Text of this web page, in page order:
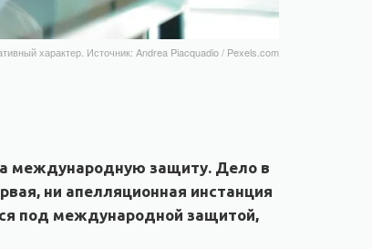
характер. Источник: Andrea Piacquadio / Pexels.com
международную защиту. Дело в
ни апелляционная инстанция
под международной защитой,